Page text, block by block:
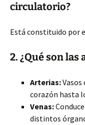
circulatorio?
Está constituido por
2. ¿Qué son las
Arterias:Vasos
corazón hasta
Venas:
distintos